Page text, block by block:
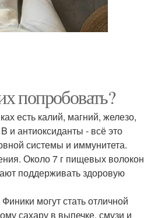
попробовать?
есть калий, магний, железо,
и антиоксиданты - всё это
системы и иммунитета.
Около 7 г пищевых волокон
поддерживать здоровую
могут стать отличной
сахару в выпечке, смузи и